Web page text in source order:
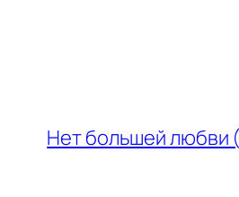
Нет большей любви